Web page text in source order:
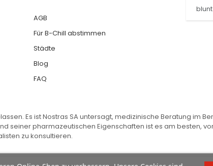
AGB
Für B-Chill abstimmen
Städte
Blog
FAQ
Es ist Nostras SA untersagt, medizinische Beratung im
seiner pharmazeutischen Eigenschaften ist es am besten,
zu konsultieren.